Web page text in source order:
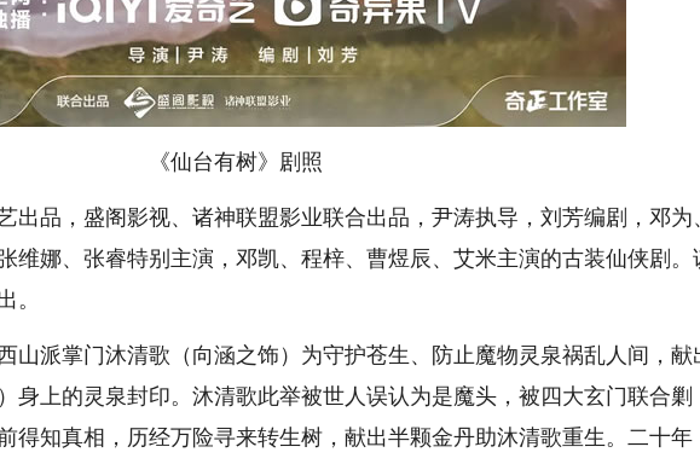
《仙台有树》剧照
品，盛阁影视、诸神联盟影业联合出品，尹涛执导，刘芳编剧，邓为
维娜、张睿特别主演，邓凯、程梓、曹煜辰、艾米主演的古装仙侠剧。
。
派掌门沐清歌（向涵之饰）为守护苍生、防止魔物灵泉祸乱人间，献
身上的灵泉封印。沐清歌此举被世人误认为是魔头，被四大玄门联合剿
得知真相，历经万险寻来转生树，献出半颗金丹助沐清歌重生。二十年